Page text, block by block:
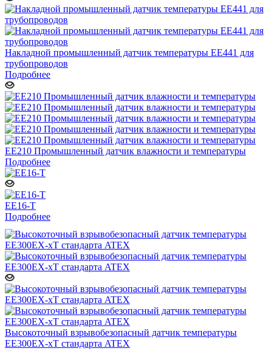
Накладной промышленный датчик температуры ЕЕ441 для
трубопроводов
Подробнее
ЕЕ210 Промышленный датчик влажности и температуры
Подробнее
EE16-Т
Подробнее
Высокоточный взрывобезопасный датчик температуры
EE300EX-xT стандарта ATEX